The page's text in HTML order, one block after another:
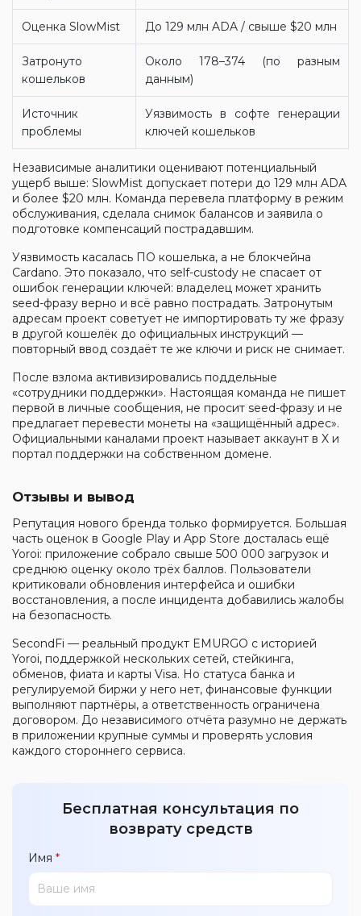
Оценка SlowMist До 129 млн ADA / свыше $20 млн
Затронуто
кошельков
Около 178–374 (по разным
данным)
Источник
проблемы
Уязвимость в софте генерации
ключей кошельков
Независимые аналитики оценивают потенциальный
ущерб выше: SlowMist допускает потери до 129 млн ADA
и более $20 млн. Команда перевела платформу в режим
обслуживания, сделала снимок балансов и заявила о
подготовке компенсаций пострадавшим.
Уязвимость касалась ПО кошелька, а не блокчейна
Cardano. Это показало, что self-custody не спасает от
ошибок генерации ключей: владелец может хранить
seed-фразу верно и всё равно пострадать. Затронутым
адресам проект советует не импортировать ту же фразу
в другой кошелёк до официальных инструкций —
повторный ввод создаёт те же ключи и риск не снимает.
После взлома активизировались поддельные
«сотрудники поддержки». Настоящая команда не пишет
первой в личные сообщения, не просит seed-фразу и не
предлагает перевести монеты на «защищённый адрес».
Официальными каналами проект называет аккаунт в X и
портал поддержки на собственном домене.
Отзывы и вывод
Репутация нового бренда только формируется. Большая
часть оценок в Google Play и App Store досталась ещё
Yoroi: приложение собрало свыше 500 000 загрузок и
среднюю оценку около трёх баллов. Пользователи
критиковали обновления интерфейса и ошибки
восстановления, а после инцидента добавились жалобы
на безопасность.
SecondFi — реальный продукт EMURGO с историей
Yoroi, поддержкой нескольких сетей, стейкинга,
обменов, фиата и карты Visa. Но статуса банка и
регулируемой биржи у него нет, финансовые функции
выполняют партнёры, а ответственность ограничена
договором. До независимого отчёта разумно не держать
в приложении крупные суммы и проверять условия
каждого стороннего сервиса.
Бесплатная консультация по
возврату средств
Имя *